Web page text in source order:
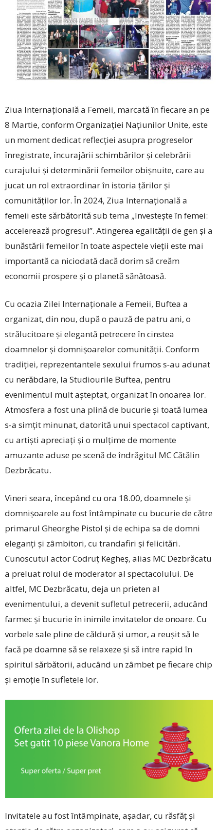
Ziua Internațională a Femeii, marcată în fiecare an pe
8 Martie, conform Organizației Națiunilor Unite, este
un moment dedicat reflecției asupra progreselor
înregistrate, încurajării schimbărilor și celebrării
curajului și determinării femeilor obișnuite, care au
jucat un rol extraordinar în istoria țărilor și
comunităților lor. În 2024, Ziua Internațională a
femeii este sărbătorită sub tema „Investeşte în femei:
accelerează progresul”. Atingerea egalității de gen și a
bunăstării femeilor în toate aspectele vieții este mai
importantă ca niciodată dacă dorim să creăm
economii prospere și o planetă sănătoasă.
Cu ocazia Zilei Inter­naționale a Femeii, Buftea a
organizat, din nou, după o pauză de patru ani, o
strălucitoare și elegantă petrecere în cinstea
doamnelor și domnișoarelor co­munității. Conform
tra­di­ției, reprezentantele sexului frumos s-au adunat
cu nerăbdare, la Studiourile Buftea, pentru
evenimentul mult așteptat, organizat în onoarea lor.
Atmosfera a fost una plină de bucurie și toată lumea
s-a simțit minunat, datorită unui spectacol captivant,
cu artiști apreciați și o mulțime de momente
amuzante aduse pe scenă de îndrăgitul MC Cătălin
Dezbrăcatu.
Vineri seara, începând cu ora 18.00, doamnele și
domnișoarele au fost întâmpinate cu bucurie de către
primarul Gheorghe Pistol și de echipa sa de domni
eleganți și zâmbitori, cu trandafiri și felicitări.
Cunoscutul actor Codruț Kegheș, alias MC Dezbrăcatu
a preluat rolul de moderator al spectacolului. De
altfel, MC Dezbrăcatu, deja un prieten al
evenimentului, a devenit sufletul petrecerii, aducând
farmec și bucurie în inimile invitatelor de onoare. Cu
vorbele sale pline de căldură și umor, a reușit să le
facă pe doamne să se relaxeze și să intre rapid în
spiritul sărbătorii, aducând un zâmbet pe fiecare chip
și emoție în sufletele lor.
Invitatele au fost întâmpinate, așadar, cu răsfăț și